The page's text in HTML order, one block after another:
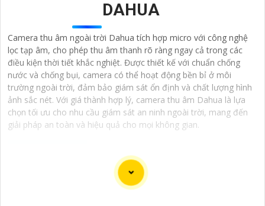
DAHUA
Camera thu âm ngoài trời Dahua tích hợp micro với công nghệ
lọc tạp âm, cho phép thu âm thanh rõ ràng ngay cả trong các
điều kiện thời tiết khắc nghiệt. Được thiết kế với chuẩn chống
nước và chống bụi, camera có thể hoạt động bền bỉ ở môi
trường ngoài trời, đảm bảo giám sát ổn định và chất lượng hình
ảnh sắc nét. Với giá thành hợp lý, camera thu âm Dahua là lựa
chọn tối ưu cho nhu cầu giám sát an ninh ngoài trời, mang đến
giải pháp an toàn và hiệu quả cho mọi không gian.